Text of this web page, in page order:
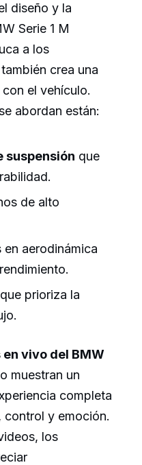
diseño y la
Serie 1 M
a los
crea una
el vehículo.
abordan están:
suspensión que
de alto
en aerodinámica
prioriza la
en vivo del BMW
muestran un
completa
y emoción.
los